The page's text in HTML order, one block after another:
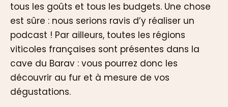
tous les goûts et tous les budgets. Une chose
est sûre : nous serions ravis d’y réaliser un
podcast ! Par ailleurs, toutes les régions
viticoles françaises sont présentes dans la
cave du Barav : vous pourrez donc les
découvrir au fur et à mesure de vos
dégustations.